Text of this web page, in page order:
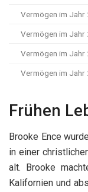
Vermögen im Jahr
Vermögen im Jahr
Vermögen im Jahr
Vermögen im Jahr
Frühen
Brooke Ence
in einer
alt. Brooke
Kalifornien und